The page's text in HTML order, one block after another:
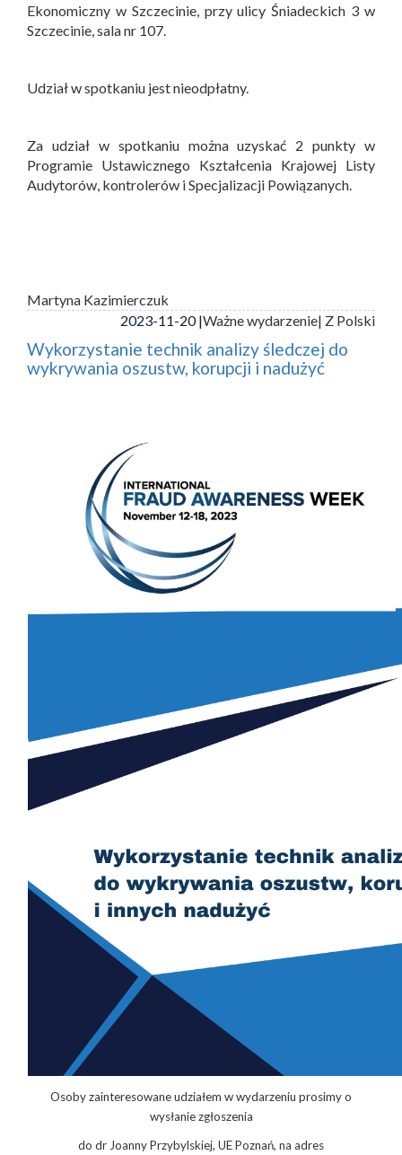
Ekonomiczny w Szczecinie, przy ulicy Śniadeckich 3 w
Szczecinie, sala nr 107.
Udział w spotkaniu jest nieodpłatny.
Za udział w spotkaniu można uzyskać 2 punkty w
Programie Ustawicznego Kształcenia Krajowej Listy
Audytorów, kontrolerów i Specjalizacji Powiązanych.
Martyna Kazimierczuk
2023-11-20 |Ważne wydarzenie| Z Polski
Wykorzystanie technik analizy śledczej do
wykrywania oszustw, korupcji i nadużyć
Osoby zainteresowane udziałem w wydarzeniu prosimy o
wysłanie zgłoszenia
do dr Joanny Przybylskiej, UE Poznań, na adres